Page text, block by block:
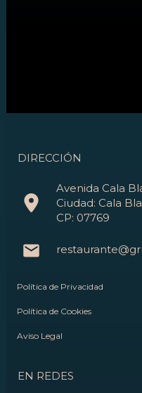
DIRECCIÓN
Avenida Cala
Ciudad: Cala
CP: 07769
Política de Privacidad
Política de Cookies
Aviso Legal
EN REDES